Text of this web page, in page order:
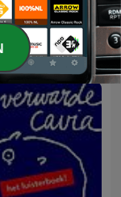
Istorya Horror